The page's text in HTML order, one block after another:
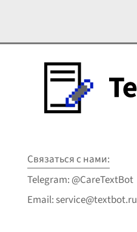
Связаться с нами:
Telegram: @CareTextBot
Email: service@textbot.ru